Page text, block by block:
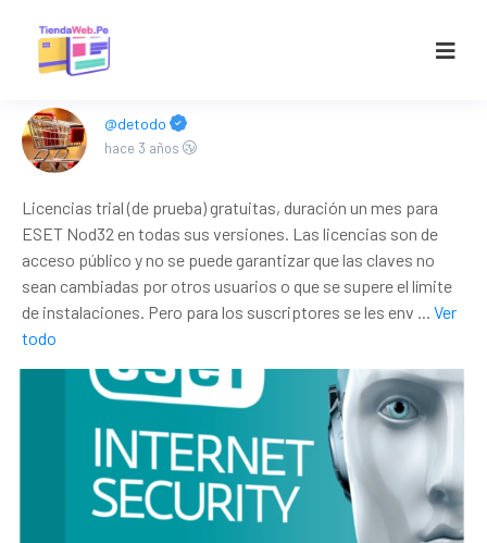
@detodo
hace 3 años
Licencias trial (de prueba) gratuitas, duración un mes para
ESET Nod32 en todas sus versiones. Las licencias son de
acceso público y no se puede garantizar que las claves no
sean cambiadas por otros usuarios o que se supere el límite
de instalaciones. Pero para los suscriptores se les env ... Ver
todo